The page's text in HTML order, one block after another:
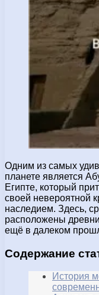
Одним из самых
планете является
Египте, который
своей невероятной
наследием. Здесь,
расположены
ещё в далеком
Содержание
История